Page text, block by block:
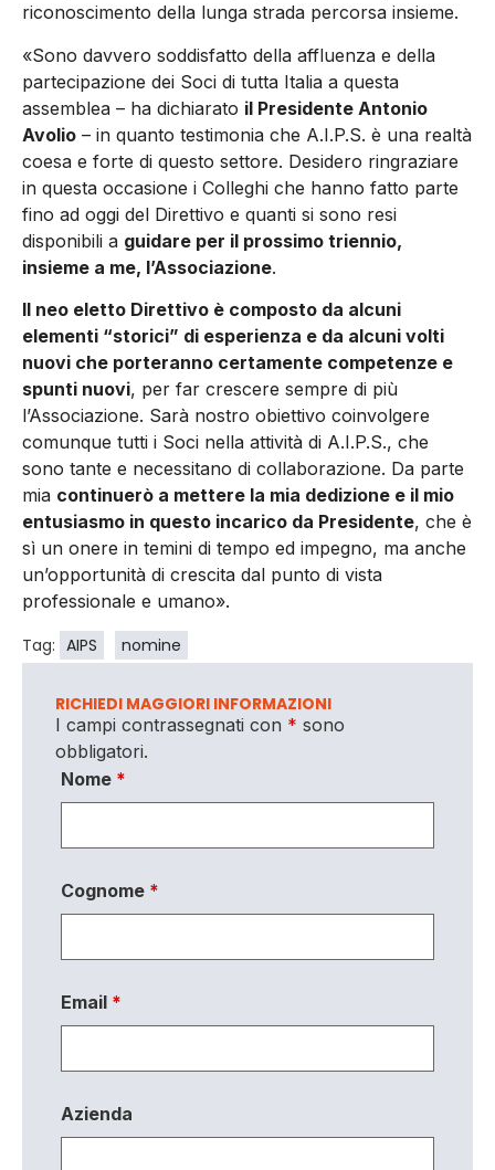
riconoscimento della lunga strada percorsa insieme.
«Sono davvero soddisfatto della affluenza e della
partecipazione dei Soci di tutta Italia a questa
assemblea – ha dichiarato il Presidente Antonio
Avolio – in quanto testimonia che A.I.P.S. è una realtà
coesa e forte di questo settore. Desidero ringraziare
in questa occasione i Colleghi che hanno fatto parte
fino ad oggi del Direttivo e quanti si sono resi
disponibili a guidare per il prossimo triennio,
insieme a me, l’Associazione.
Il neo eletto Direttivo è composto da alcuni
elementi “storici” di esperienza e da alcuni volti
nuovi che porteranno certamente competenze e
spunti nuovi, per far crescere sempre di più
l’Associazione. Sarà nostro obiettivo coinvolgere
comunque tutti i Soci nella attività di A.I.P.S., che
sono tante e necessitano di collaborazione. Da parte
mia continuerò a mettere la mia dedizione e il mio
entusiasmo in questo incarico da Presidente, che è
sì un onere in temini di tempo ed impegno, ma anche
un’opportunità di crescita dal punto di vista
professionale e umano».
Tag: AIPS nomine
RICHIEDI MAGGIORI INFORMAZIONI
I campi contrassegnati con * sono
obbligatori.
Nome *
Cognome *
Email *
Azienda